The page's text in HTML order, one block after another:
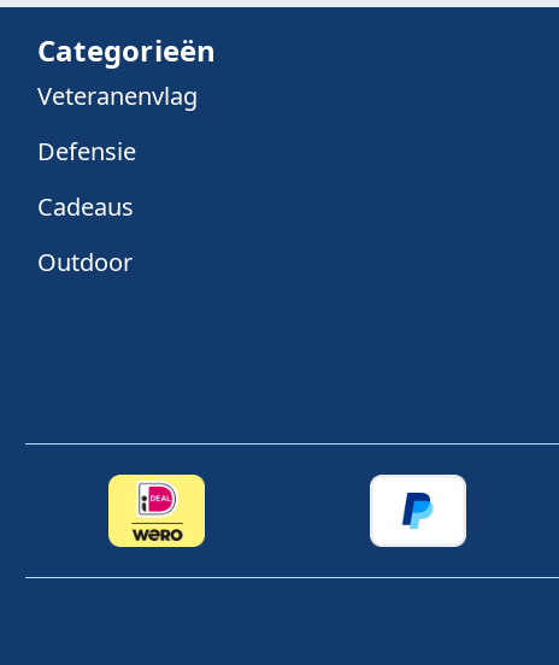
Categorieën
Veteranenvlag
Defensie
Cadeaus
Outdoor